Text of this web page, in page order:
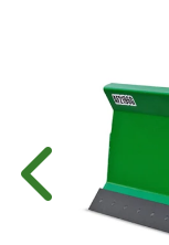
Anterior